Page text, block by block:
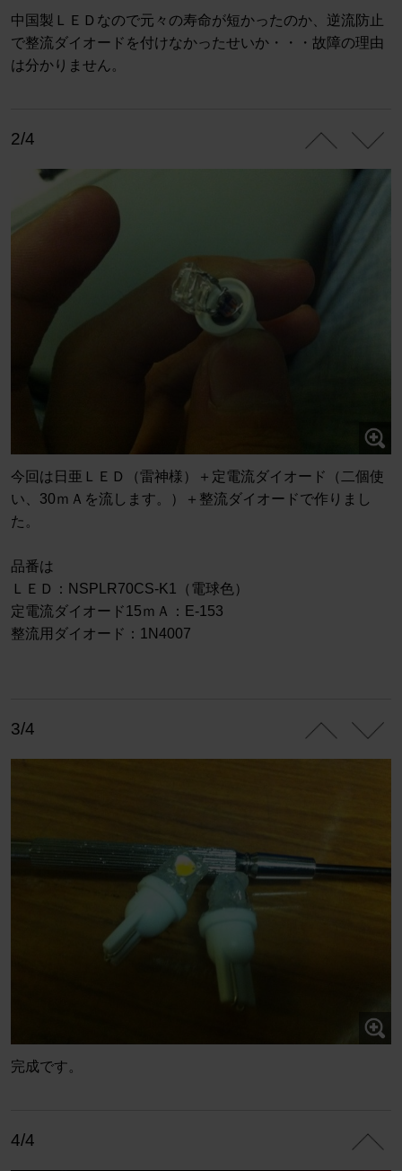
中国製ＬＥＤなので元々の寿命が短かったのか、逆流防止
で整流ダイオードを付けなかったせいか・・・故障の理由
は分かりません。
2/4
今回は日亜ＬＥＤ（雷神様）＋定電流ダイオード（二個使
い、30ｍＡを流します。）＋整流ダイオードで作りまし
た。
品番は
ＬＥＤ：NSPLR70CS-K1（電球色）
定電流ダイオード15ｍＡ：E-153
整流用ダイオード：1N4007
3/4
完成です。
4/4